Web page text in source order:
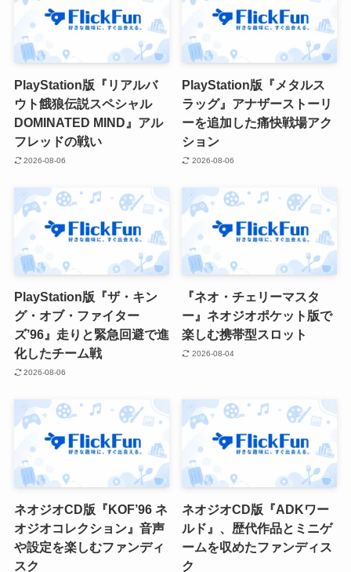
PlayStation版『リアルバ
ウト餓狼伝説スペシャル
DOMINATED MIND』アル
フレッドの戦い
2026-08-06
PlayStation版『メタルス
ラッグ』アナザーストーリ
ーを追加した痛快戦場アク
ション
2026-08-06
PlayStation版『ザ・キン
グ・オブ・ファイター
ズ’96』走りと緊急回避で進
化したチーム戦
2026-08-06
『ネオ・チェリーマスタ
ー』ネオジオポケット版で
楽しむ携帯型スロット
2026-08-04
ネオジオCD版『KOF’96 ネ
オジオコレクション』音声
や設定を楽しむファンディ
スク
ネオジオCD版『ADKワー
ルド』、歴代作品とミニゲ
ームを収めたファンディス
ク